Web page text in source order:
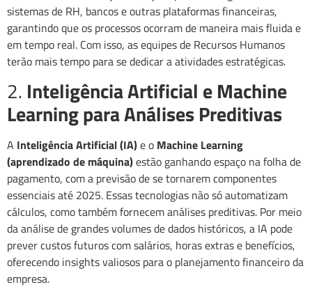
sistemas de RH, bancos e outras plataformas financeiras,
garantindo que os processos ocorram de maneira mais fluida e
em tempo real. Com isso, as equipes de Recursos Humanos
terão mais tempo para se dedicar a atividades estratégicas.
2. Inteligência Artificial e Machine
Learning para Análises Preditivas
A Inteligência Artificial (IA)e o Machine Learning
(aprendizado de máquina)estão ganhando espaço na folha de
pagamento, com a previsão de se tornarem componentes
essenciais até 2025. Essas tecnologias não só automatizam
cálculos, como também fornecem análises preditivas. Por meio
da análise de grandes volumes de dados históricos, a IA pode
prever custos futuros com salários, horas extras e benefícios,
oferecendo insights valiosos para o planejamento financeiro da
empresa.